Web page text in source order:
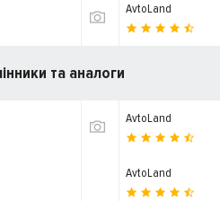
AvtoLand
та аналоги
AvtoLand
AvtoLand